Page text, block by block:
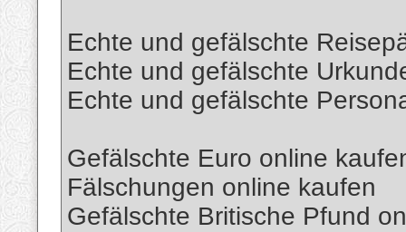
Echte und gefälschte
Echte und gefälschte
Echte und gefälschte
Gefälschte Euro online
Fälschungen online kaufen
Gefälschte Britische Pfund